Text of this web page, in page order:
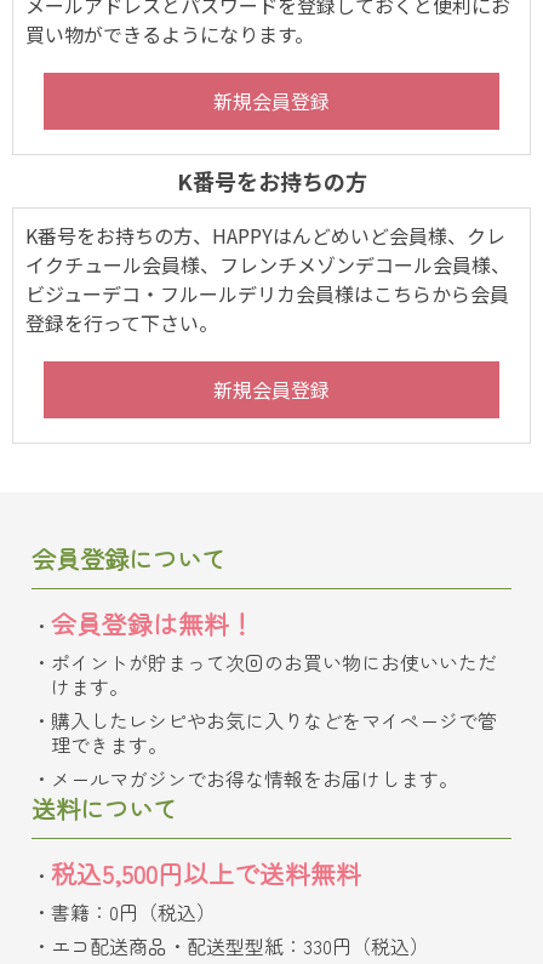
買い物ができるようになります。
K番号をお持ちの方
K番号をお持ちの方、HAPPYはんどめいど会員様、クレ
イクチュール会員様、フレンチメゾンデコール会員様、
ビジューデコ・フルールデリカ会員様はこちらから会員
登録を行って下さい。
会員登録について
会員登録は無料！
ポイントが貯まって次回のお買い物にお使いいただ
けます。
購入したレシピやお気に入りなどをマイページで管
理できます。
メールマガジンでお得な情報をお届けします。
送料について
税込5,500円以上で送料無料
書籍：0円（税込）
エコ配送商品・配送型型紙：330円（税込）